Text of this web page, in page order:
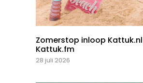
Zomerstop inloop
Kattuk.fm
28 juli 2026